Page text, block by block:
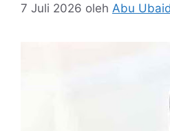
7 Juli 2026 oleh Abu